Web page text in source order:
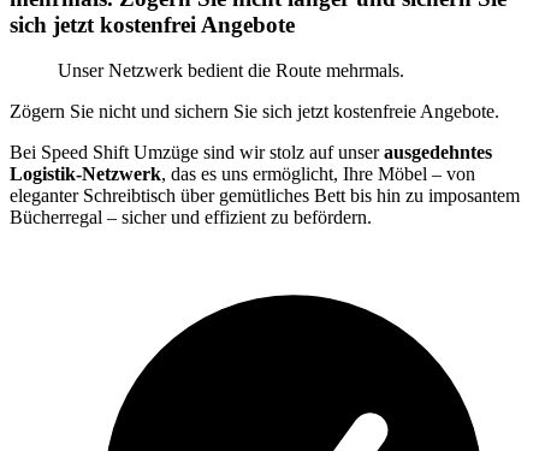
sich jetzt kostenfrei Angebote
Unser Netzwerk bedient die Route mehrmals.
Zögern Sie nicht und sichern Sie sich jetzt kostenfreie Angebote.
Bei Speed Shift Umzüge sind wir stolz auf unserausgedehntes
Logistik-Netzwerk, das es uns ermöglicht, Ihre Möbel – von
eleganter Schreibtisch über gemütliches Bett bis hin zu imposantem
Bücherregal – sicher und effizient zu befördern.